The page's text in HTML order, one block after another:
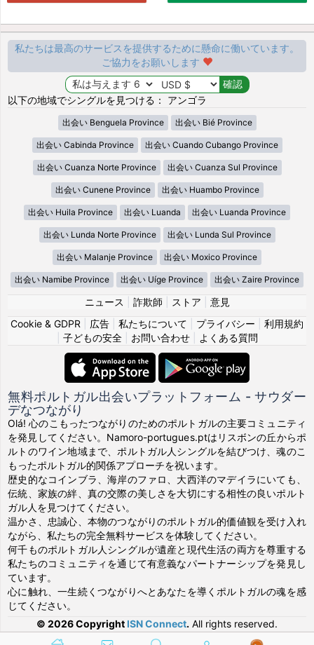
私たちは最高のサービスを提供するために懸命に働いています。
ご協力をお願いします
以下の地域でシングルを見つける： アンゴラ
出会い Benguela Province 出会い Bié Province
出会い Cabinda Province 出会い Cuando Cubango Province
出会い Cuanza Norte Province 出会い Cuanza Sul Province
出会い Cunene Province 出会い Huambo Province
出会い Huila Province 出会い Luanda 出会い Luanda Province
出会い Lunda Norte Province 出会い Lunda Sul Province
出会い Malanje Province 出会い Moxico Province
出会い Namibe Province 出会い Uíge Province 出会い Zaire Province
ニュース 詐欺師 ストア
意見
Cookie & GDPR
広告 私たちについて プライバシー
利用規約
子どもの安全| お問い合わせ| よくある質問
無料ポルトガル出会いプラットフォーム - サウダー
デなつながり
Olá! 心のこもったつながりのためのポルトガルの主要コミュニティ
を発見してください。Namoro-portugues.ptはリスボンの丘からポ
ルトのワイン地域まで、ポルトガル人シングルを結びつけ、魂のこ
もったポルトガル的関係アプローチを祝います。
歴史的なコインブラ、海岸のファロ、大西洋のマデイラにいても、
伝統、家族の絆、真の交際の美しさを大切にする相性の良いポルト
ガル人を見つけてください。
温かさ、忠誠心、本物のつながりのポルトガル的価値観を受け入れ
ながら、私たちの完全無料サービスを体験してください。
何千ものポルトガル人シングルが遺産と現代生活の両方を尊重する
私たちのコミュニティを通じて有意義なパートナーシップを発見し
ています。
心に触れ、一生続くつながりへとあなたを導くポルトガルの魂を感
じてください。
© 2026 Copyright ISN Connect. All rights reserved.